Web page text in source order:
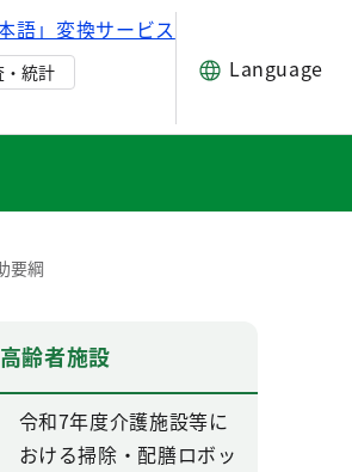
語」変換サービス
・統計
Language
要綱
高齢者施設
令和7年度介護施設等に
おける掃除・配膳ロボッ